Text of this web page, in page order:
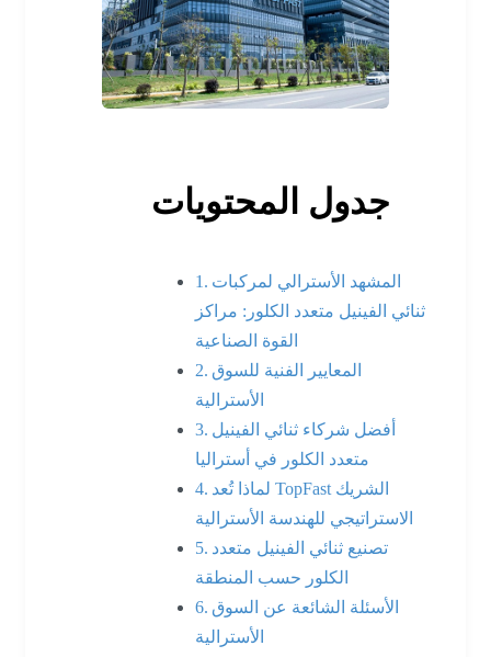
جدول المحتويات
المشهد الأسترالي لمركبات
ثنائي الفينيل متعدد الكلور: مراكز
القوة الصناعية
المعايير الفنية للسوق
الأسترالية
أفضل شركاء ثنائي الفينيل
متعدد الكلور في أستراليا
لماذا تُعد TopFast الشريك
الاستراتيجي للهندسة الأسترالية
تصنيع ثنائي الفينيل متعدد
الكلور حسب المنطقة
الأسئلة الشائعة عن السوق
الأسترالية